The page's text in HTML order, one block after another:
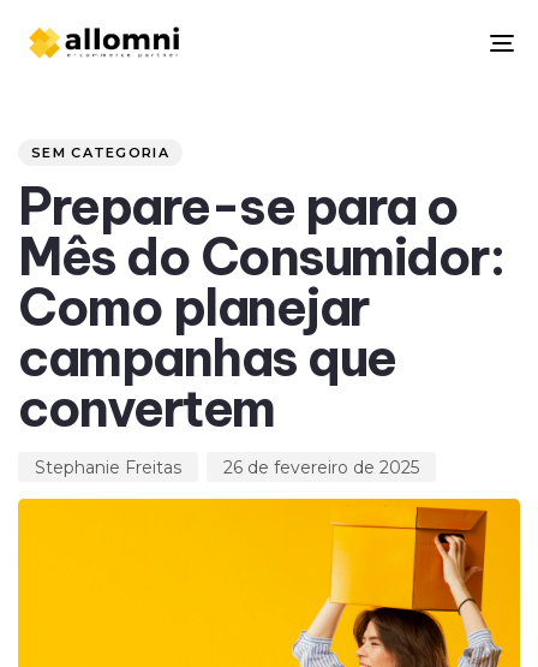
SEM CATEGORIA
Prepare-se para o
Mês do Consumidor:
Como planejar
campanhas que
convertem
Stephanie Freitas 26 de fevereiro de 2025